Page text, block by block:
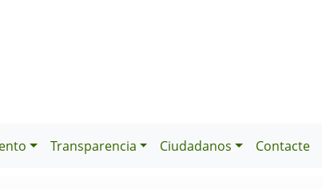
Transparencia Ciudadanos Contacte